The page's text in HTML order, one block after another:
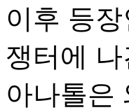
이후 등
쟁터에
아나톨은